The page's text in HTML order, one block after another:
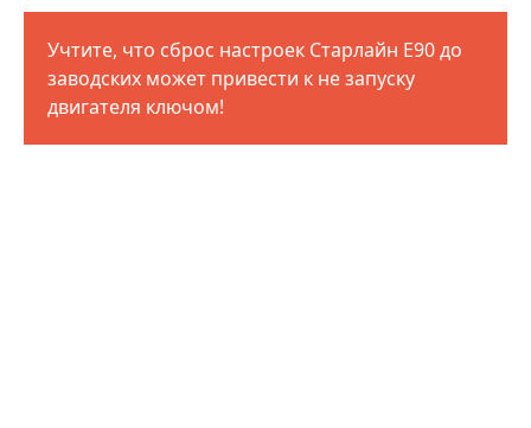
Учтите, что сброс настроек Старлайн Е90 до
заводских может привести к не запуску
двигателя ключом!